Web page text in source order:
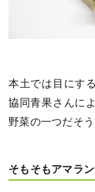
本土では目にす
協同青果さんに
野菜の一つだそう
そもそもアマラ